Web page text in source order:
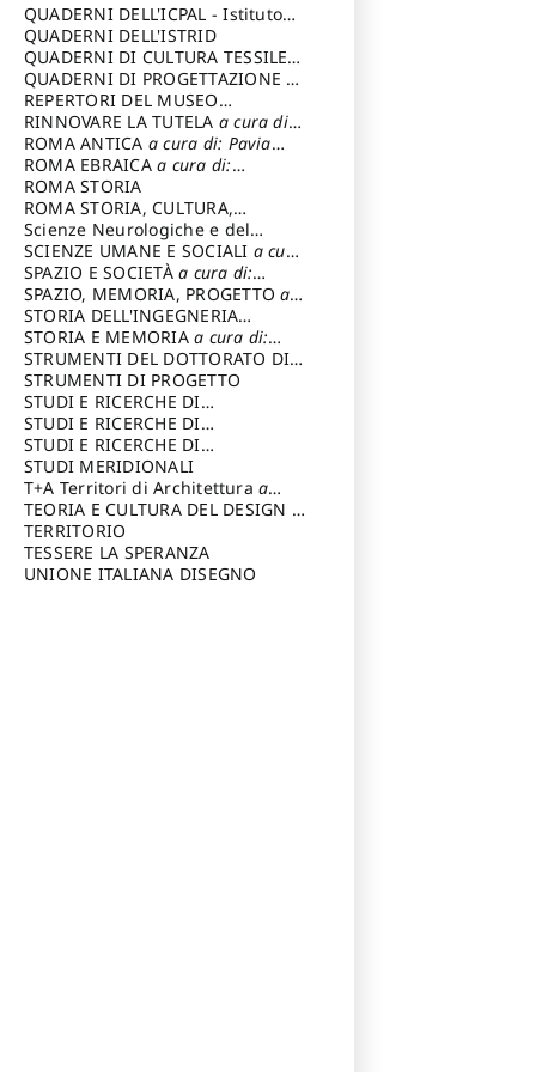
SOSTENIBILE
QUADERNI DELL'ICPAL - Istituto
centrale per il restauro e la
conservazione del patrimonio
archivistico e librario
QUADERNI DELL'ISTRID
QUADERNI DI CULTURA TESSILEa
cura di: Crispolti Livia
QUADERNI DI PROGETTAZIONE a
cura di: Giura Longo Tommaso
REPERTORI DEL MUSEO
CENTRALE DEL RISORGIMENTOa
cura di: Pizzo Marco
RINNOVARE LA TUTELA a cura di:
Cicalò Enrico
ROMA ANTICA a cura di: Pavia
Carlo
ROMA EBRAICAa cura di:
Procaccia Claudio
ROMA STORIA
ROMA STORIA, CULTURA,
IMMAGINEa cura di: Fagiolo
Marcello
Scienze Neurologiche e del
Comportamento
SCIENZE UMANE E SOCIALI a cura
di: Iannizzi Salvatore
SPAZIO E SOCIETÀa cura di:
Cassetti Roberto
SPAZIO, MEMORIA, PROGETTOa
cura di: Rossi Massimo
STORIA DELL'INGEGNERIA
STRUTTURALE IN ITALIAa cura di:
Poretti Sergio
STORIA E MEMORIAa cura di:
Rossi Lauro
STRUMENTI DEL DOTTORATO DI
RICERCA IN RILIEVO E
RAPPRESENTAZIONE
DELL’ARCHITETTURA E
DELL’AMBIENTEa cura di: Migliari
Riccardo
STRUMENTI DI PROGETTO
STUDI E RICERCHE DI
ARCHEOLOGIA IN SICILIA
di: Pelagatti Paola
STUDI E RICERCHE DI
ARCHITETTURA del Dipartimento
di Architettura Università degli
Studi G. d' Annunzio
STUDI E RICERCHE DI
ARCHITETTURA del Dipartimento
di Architettura Università degli
Studi G. d' Annunzio, Chieti-
Pescaraa cura di: Fusero Paolo
STUDI MERIDIONALI
T+A Territori di Architetturaa
cura di: Ramazzotti Luigi
TEORIA E CULTURA DEL DESIGN a
cura di: Furlanis Giuseppe
TERRITORIO
TESSERE LA SPERANZA
UNIONE ITALIANA DISEGNO